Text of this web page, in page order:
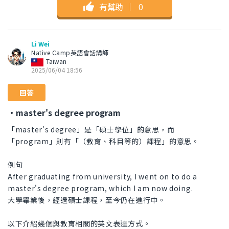
有幫助 ｜ 0
Li Wei
Native Camp英語會話講師
Taiwan
2025/06/04 18:56
回答
・master's degree program
「master's degree」是「碩士學位」的意思，而
「program」則有「（教育、科目等的）課程」的意思。
例句
After graduating from university, I went on to do a
master's degree program, which I am now doing.
大學畢業後，經過碩士課程，至今仍在進行中。
以下介紹幾個與教育相關的英文表達方式。